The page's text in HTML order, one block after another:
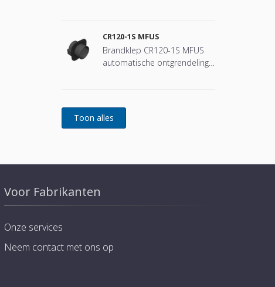
CR120-1S MFUS
Brandklep CR120-1S MFUS
automatische ontgrendeling
Voor Fabrikanten
Onze services
Neem contact met ons op